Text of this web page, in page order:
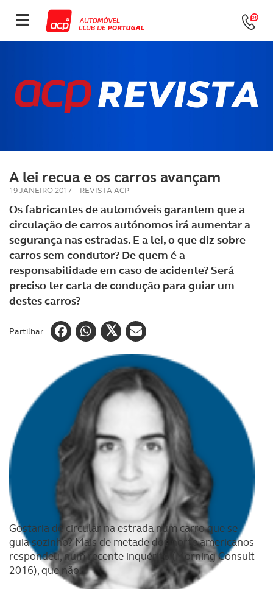
A lei recua e os carros avançam
19 JANEIRO 2017 | REVISTA ACP
Os fabricantes de automóveis garantem que a
circulação de carros autónomos irá aumentar a
segurança nas estradas. E a lei, o que diz sobre
carros sem condutor? De quem é a
responsabilidade em caso de acidente? Será
preciso ter carta de condução para guiar um
destes carros?
Partilhar
Gostaria de circular na estrada num carro que se
guia sozinho? Mais de metade dos norte americanos
respondeu, num recente inquérito (Morning Consult
2016), que não.